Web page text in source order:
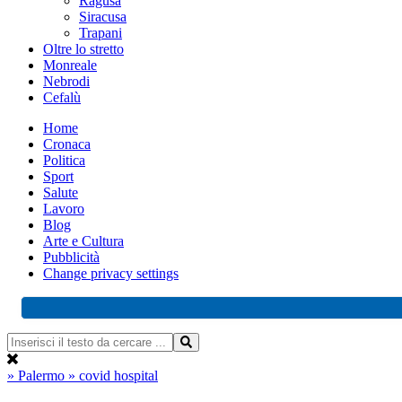
Siracusa
Trapani
Oltre lo stretto
Monreale
Nebrodi
Cefalù
Home
Cronaca
Politica
Sport
Salute
Lavoro
Blog
Arte e Cultura
Pubblicità
Change privacy settings
» Palermo » covid hospital